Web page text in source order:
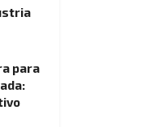
para